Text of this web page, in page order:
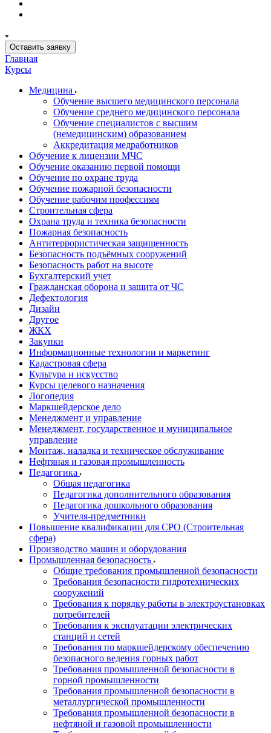
Оставить заявку
Главная
Курсы
Медицина
Обучение высшего медицинского персонала
Обучение среднего медицинского персонала
Обучение специалистов с высшим
(немедицинским) образованием
Аккредитация медработников
Обучение к лицензии МЧС
Обучение оказанию первой помощи
Обучение по охране труда
Обучение пожарной безопасности
Обучение рабочим профессиям
Строительная сфера
Охрана труда и техника безопасности
Пожарная безопасность
Антитеррористическая защищенность
Безопасность подъёмных сооружений
Безопасность работ на высоте
Бухгалтерский учет
Гражданская оборона и защита от ЧС
Дефектология
Дизайн
Другое
ЖКХ
Закупки
Информационные технологии и маркетинг
Кадастровая сфера
Культура и искусство
Курсы целевого назначения
Логопедия
Маркшейдерское дело
Менеджмент и управление
Менеджмент, государственное и муниципальное
управление
Монтаж, наладка и техническое обслуживание
Нефтяная и газовая промышленность
Педагогика
Общая педагогика
Педагогика дополнительного образования
Педагогика дошкольного образования
Учителя-предметники
Повышение квалификации для СРО (Строительная
сфера)
Производство машин и оборудования
Промышленная безопасность
Общие требования промышленной безопасности
Требования безопасности гидротехнических
сооружений
Требования к порядку работы в электроустановках
потребителей
Требования к эксплуатации электрических
станций и сетей
Требования по маркшейдерскому обеспечению
безопасного ведения горных работ
Требования промышленной безопасности в
горной промышленности
Требования промышленной безопасности в
металлургической промышленности
Требования промышленной безопасности в
нефтяной и газовой промышленности